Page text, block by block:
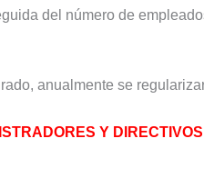
del número de
anualmente se
Y